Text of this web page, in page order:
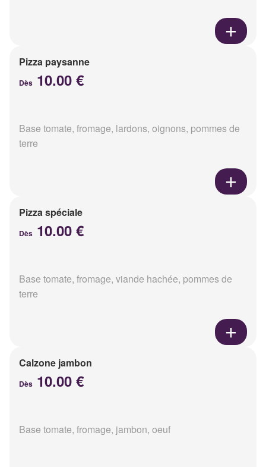
Pizza paysanne
Dès 10.00 €
Base tomate, fromage, lardons, oignons, pommes de
terre
Pizza spéciale
Dès 10.00 €
Base tomate, fromage, viande hachée, pommes de
terre
Calzone jambon
Dès 10.00 €
Base tomate, fromage, jambon, oeuf